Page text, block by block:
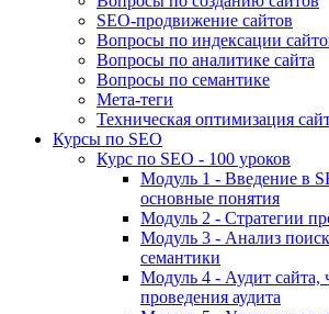
SEO-продвижение сайтов
Вопросы по индексации
Вопросы по аналитике сайта
Вопросы по семантике
Мета-теги
Техническая оптимизация
Курсы по SEO
Курс по SEO - 100 уроков
Модуль 1 - Введение в
основные понятия
Модуль 2 - Стратегии
Модуль 3 - Анализ
семантики
Модуль 4 - Аудит сайта,
проведения аудита